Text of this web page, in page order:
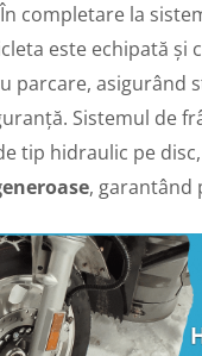
completare la
este echipată și
parcare, asigurând
Sistemul de
tip hidraulic pe disc,
, garantând